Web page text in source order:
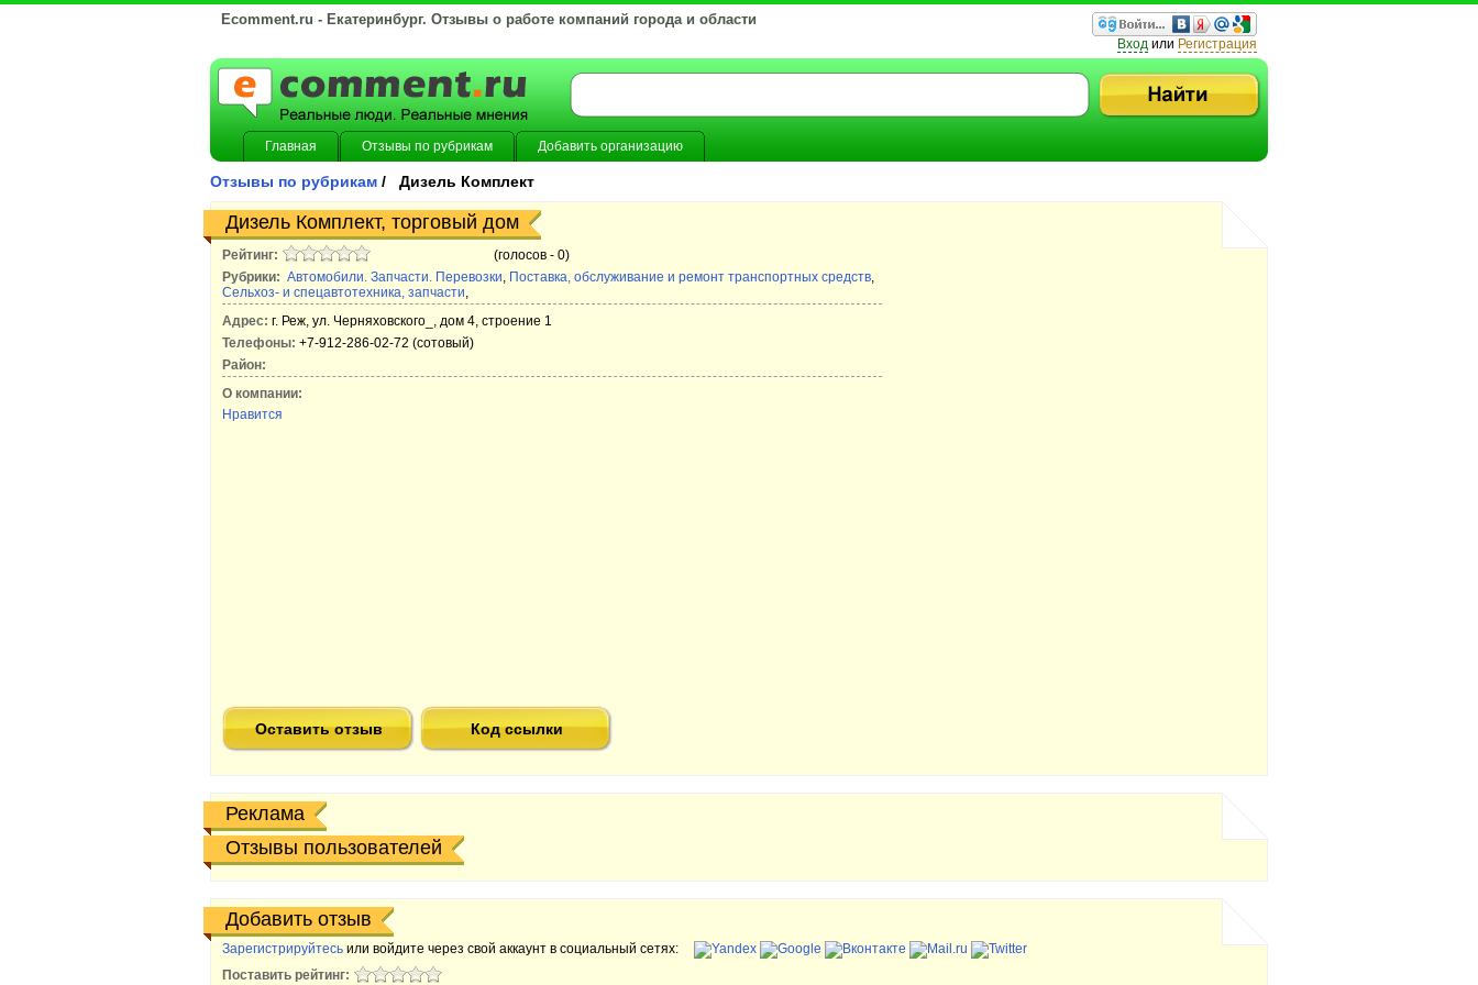
Ecomment.ru - Екатеринбург. Отзывы о работе компаний города и области
Вход или Регистрация
Главная Отзывы по рубрикам Добавить организацию
Отзывы по рубрикам / Дизель Комплект
Дизель Комплект, торговый дом
Рейтинг: (голосов - 0)
Рубрики: Автомобили. Запчасти. Перевозки, Поставка, обслуживание и ремонт транспортных средств,
Сельхоз- и спецавтотехника, запчасти,
Адрес: г. Реж, ул. Черняховского_, дом 4, строение 1
Телефоны: +7-912-286-02-72 (сотовый)
Район:
О компании:
Нравится
Оставить отзыв Код ссылки
Реклама
Отзывы пользователей
Добавить отзыв
Зарегистрируйтесь или войдите через свой аккаунт в социальный сетях:
Поставить рейтинг: